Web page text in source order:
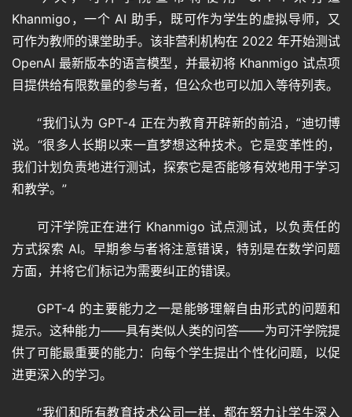
首
页
Khanmigo，一个 AI 助手，既可作为学生的虚拟导师，又
可作为教师的课堂助手。该非营利机构在 2022 年开始测试
OpenAI 最新版本的语言模型，并最初将 Khanmigo 试点项
目提供给有限数量的参与者，但公众也可以加入等待列表。
“我们认为 GPT-4 正在为教育开辟新的前沿，”迪切博
说。“很多人长期以来一直梦想这种技术。它是变革性的，
我们计划负责地进行测试，探索它是否能够有效地用于学习
和教学。”
可汗学院正在进行 Khanmigo 试点测试，以负责任的
方式探索 AI。早期参与者将注意错误，特别是在数学问题
方面，并将它们标记为需要纠正的错误。
GPT-4 的主要能力之一是能够理解自由形式的问题和
提示。这种能力——具有类似人类的问答——为可汗学院提
供了可能最重要的能力：向每个学生提出个性化问题，以促
进更深入的学习。
“我们和所有教育技术公司一样，都在努力让学生深入